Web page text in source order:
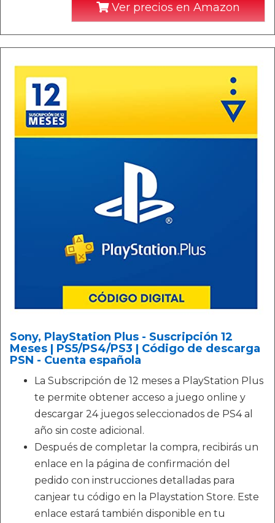
Ver precios en Amazon
Sony, PlayStation Plus - Suscripción 12
Meses | PS5/PS4/PS3 | Código de descarga
PSN - Cuenta española
La Subscripción de 12 meses a PlayStation Plus
te permite obtener acceso a juego online y
descargar 24 juegos seleccionados de PS4 al
año sin coste adicional.
Después de completar la compra, recibirás un
enlace en la página de confirmación del
pedido con instrucciones detalladas para
canjear tu código en la Playstation Store. Este
enlace estará también disponible en tu